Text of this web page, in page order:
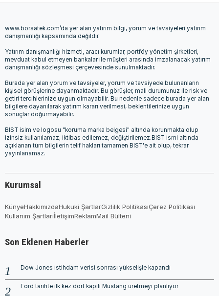
www.borsatek.com’da yer alan yatırım bilgi, yorum ve tavsiyeleri yatırım
danışmanlığı kapsamında değildir.
Yatırım danışmanlığı hizmeti, aracı kurumlar, portföy yönetim şirketleri,
mevduat kabul etmeyen bankalar ile müşteri arasında imzalanacak yatırım
danışmanlığı sözleşmesi çerçevesinde sunulmaktadır.
Burada yer alan yorum ve tavsiyeler, yorum ve tavsiyede bulunanların
kişisel görüşlerine dayanmaktadır. Bu görüşler, mali durumunuz ile risk ve
getiri tercihlerinize uygun olmayabilir. Bu nedenle sadece burada yer alan
bilgilere dayanılarak yatırım kararı verilmesi, beklentilerinize uygun
sonuçlar doğurmayabilir.
BIST isim ve logosu "koruma marka belgesi" altında korunmakta olup
izinsiz kullanılamaz, iktibas edilemez, değiştirilemez.BIST ismi altında
açıklanan tüm bilgilerin telif hakları tamamen BIST'e ait olup, tekrar
yayınlanamaz.
Kurumsal
KünyeHakkımızdaHukuki ŞartlarGizlilik PolitikasıÇerez Politikası
Kullanım ŞartlarıİletişimReklamMail Bülteni
Son Eklenen Haberler
Dow Jones istihdam verisi sonrası yükselişle kapandı
Ford tarihte ilk kez dört kapılı Mustang üretmeyi planlıyor